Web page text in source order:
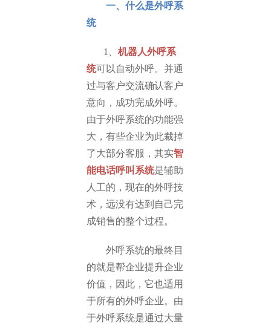
一、什么是外呼系
统
1、机器人外呼系
统可以自动外呼。并通
过与客户交流确认客户
意向，成功完成外呼。
由于外呼系统的功能强
大，有些企业为此裁掉
了大部分客服，其实智
能电话呼叫系统是辅助
人工的，现在的外呼技
术，远没有达到自己完
成销售的整个过程。
外呼系统的最终目
的就是帮企业提升企业
价值，因此，它也适用
于所有的外呼企业。由
于外呼系统是通过大量